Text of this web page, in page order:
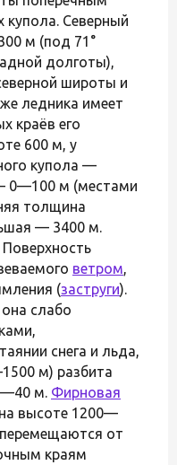
Северный
м (под 71°
долготы),
широты и
ледника имеет
краёв его
600 м, у
купола —
0—100 м (местами
толщина
— 3400 м.
ветром,
(заструги).
слабо
снега и льда,
м) разбита
м. Фирновая
высоте 1200—
от
краям